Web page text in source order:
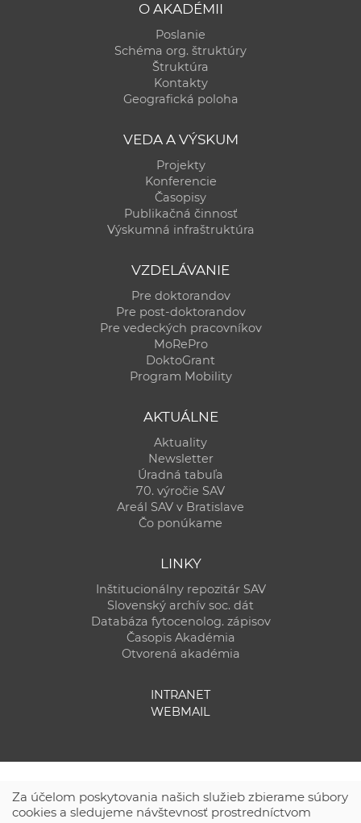
O AKADÉMII
Poslanie
Schéma org. štruktúry
Štruktúra
Kontakty
Geografická poloha
VEDA A VÝSKUM
Projekty
Konferencie
Časopisy
Publikačná činnosť
Výskumná infraštruktúra
VZDELÁVANIE
Pre doktorandov
Pre post-doktorandov
Pre vedeckých pracovníkov
MoRePro
DoktoGrant
Program Mobility
AKTUÁLNE
Aktuality
Newsletter
Úradná tabuľa
70. výročie SAV
Areál SAV v Bratislave
Čo ponúkame
LINKY
Inštitucionálny repozitár SAV
Slovenský archív soc. dát
Databáza fytocenolog. zápisov
Časopis Akadémia
Otvorená akadémia
INTRANET
WEBMAIL
Za účelom poskytovania našich služieb zbierame súbory
cookies a sledujeme návštevnosť prostredníctvom